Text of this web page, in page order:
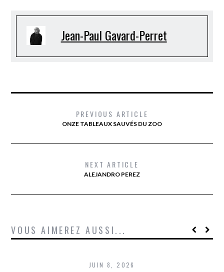
Jean-Paul Gavard-Perret
PREVIOUS ARTICLE
ONZE TABLEAUX SAUVÉS DU ZOO
NEXT ARTICLE
ALEJANDRO PEREZ
VOUS AIMEREZ AUSSI...
JUIN 8, 2026